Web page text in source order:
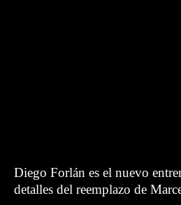
Diego Forlán es el nuevo
detalles del reemplazo de